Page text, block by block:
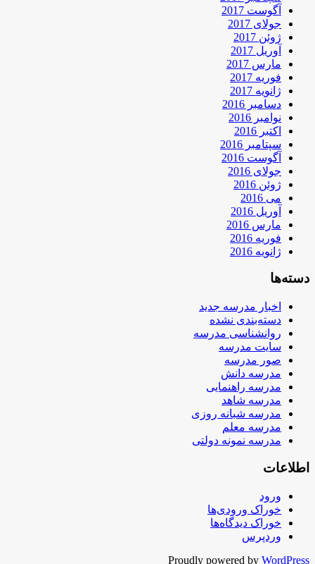
آگوست 2017
جولای 2017
ژوئن 2017
آوریل 2017
مارس 2017
فوریه 2017
ژانویه 2017
دسامبر 2016
نوامبر 2016
اکتبر 2016
سپتامبر 2016
آگوست 2016
جولای 2016
ژوئن 2016
می 2016
آوریل 2016
مارس 2016
فوریه 2016
ژانویه 2016
دسته‌ها
اخبار مدرسه جدید
دسته‌بندی نشده
روانشناسی مدرسه
سایت مدرسه
صور مدرسه
مدرسه دانش
مدرسه راهنمایی
مدرسه شاهد
مدرسه شبانه روزی
مدرسه معلم
مدرسه نمونه دولتی
اطلاعات
ورود
خوراک ورودی‌ها
خوراک دیدگاه‌ها
وردپرس
Proudly powered by WordPress